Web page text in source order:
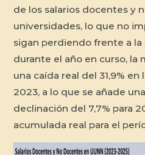
de los salarios docentes y
universidades, lo que no
sigan perdiendo frente a la
durante el año en curso, la
una caída real del 31,9%
2023, a lo que se añade
declinación del 7,7% para
acumulada real para el